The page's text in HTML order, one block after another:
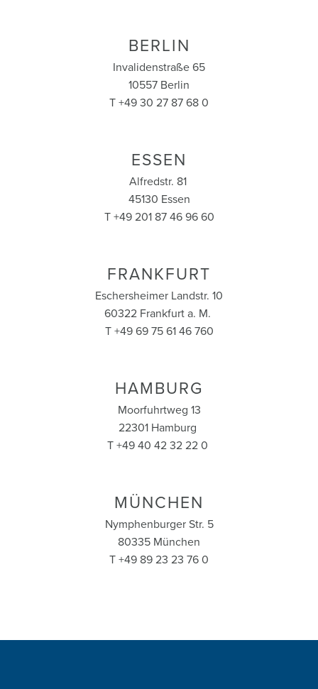
BERLIN
Invalidenstraße 65
10557 Berlin
T +49 30 27 87 68 0
ESSEN
Alfredstr. 81
45130 Essen
T +49 201 87 46 96 60
FRANKFURT
Eschersheimer Landstr. 10
60322 Frankfurt a. M.
T +49 69 75 61 46 760
HAMBURG
Moorfuhrtweg 13
22301 Hamburg
T +49 40 42 32 22 0
MÜNCHEN
Nymphenburger Str. 5
80335 München
T +49 89 23 23 76 0